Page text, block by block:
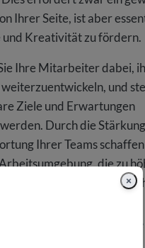
Ihrer Seite, ist aber
Kreativität zu fördern.
Ihre Mitarbeiter dabei,
und
Ziele und Erwartungen
Durch die
Ihrer Teams schaffen
die zu
besseren Leistungen
Sie Tools für
×